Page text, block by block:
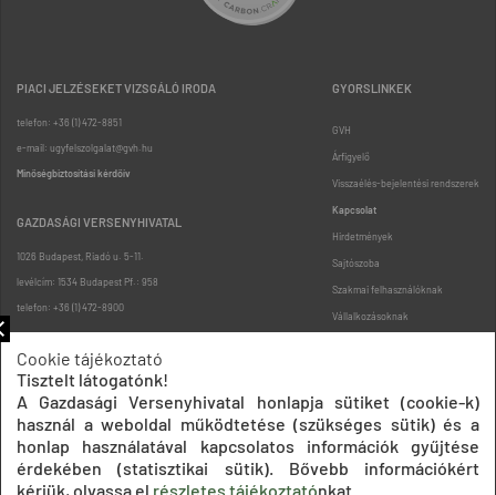
PIACI JELZÉSEKET VIZSGÁLÓ IRODA
telefon: +36 (1) 472-8851
e-mail: ugyfelszolgalat@gvh.hu
Minőségbiztosítási kérdőív
GAZDASÁGI VERSENYHIVATAL
1026 Budapest, Riadó u. 5-11.
levélcím: 1534 Budapest Pf.: 958
telefon: +36 (1) 472-8900
GYORSLINKEK
GVH
Árfigyelő
Visszaélés-bejelentési rendszerek
Kapcsolat
Hirdetmények
Sajtószoba
Szakmai felhasználóknak
Vállalkozásoknak
Oldaltérkép
Cookie tájékoztató
Tisztelt látogatónk!
A Gazdasági Versenyhivatal honlapja sütiket (cookie-k)
használ a weboldal működtetése (szükséges sütik) és a
honlap használatával kapcsolatos információk gyűjtése
érdekében (statisztikai sütik). Bővebb információkért
kérjük, olvassa el részletes tájékoztatónkat.